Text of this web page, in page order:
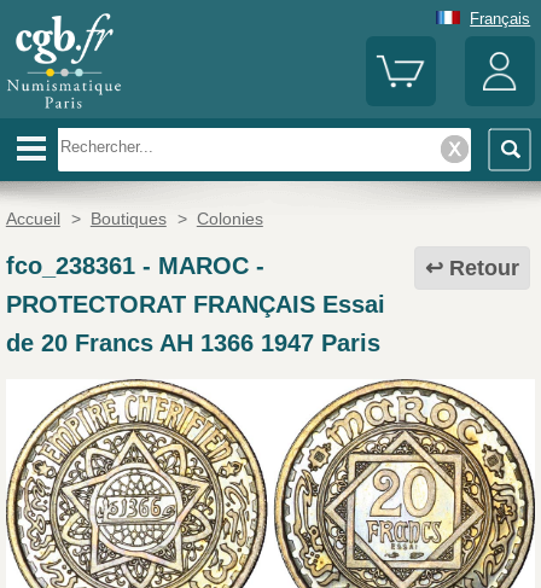
Français
Accueil > Boutiques > Colonies
Retour
fco_238361- MAROC -
PROTECTORAT FRANÇAIS Essai
de 20 Francs AH 1366 1947 Paris